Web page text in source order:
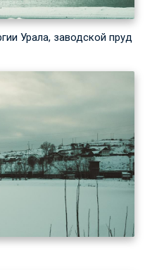
Урала, заводской пруд